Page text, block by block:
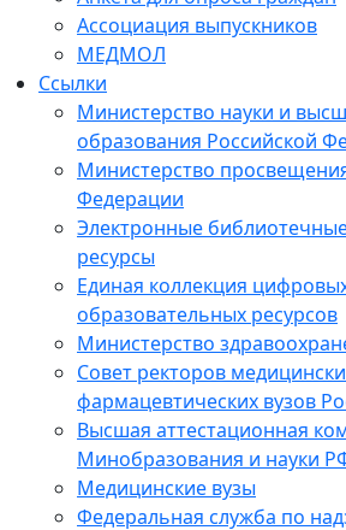
Ассоциация выпускников
МЕДМОЛ
Ссылки
Министерство науки и
образования Российской
Министерство
Федерации
Электронные
ресурсы
Единая коллекция
образовательных ресурсов
Министерство
Совет ректоров
фармацевтических вузов
Высшая аттестационная
Минобразования и науки
Медицинские вузы
Федеральная служба по